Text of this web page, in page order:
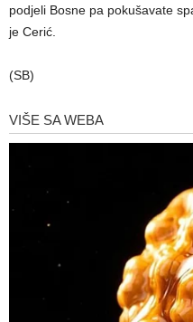
podjeli Bosne pa pokušavate
je Cerić.
(SB)